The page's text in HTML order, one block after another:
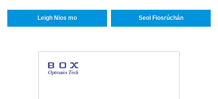
Leigh Nios mo Seol Fiosrúchán